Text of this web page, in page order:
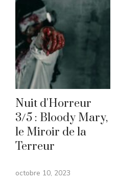
Nuit d'Horreur
3/5 : Bloody Mary,
le Miroir de la
Terreur
octobre 10, 2023